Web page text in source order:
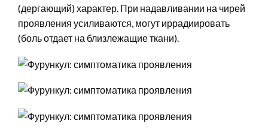
(дергающий) характер. При надавливании на чирей
проявления усиливаются, могут иррадиировать
(боль отдает на близлежащие ткани).